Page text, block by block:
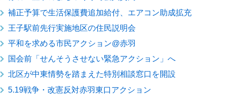
補正予算で生活保護費追加給付、エアコン助成拡充
王子駅前先行実施地区の住民説明会
平和を求める市民アクション@赤羽
国会前「せんそうさせない緊急アクション」へ
北区が中東情勢を踏まえた特別相談窓口を開設
5.19戦争・改憲反対赤羽東口アクション